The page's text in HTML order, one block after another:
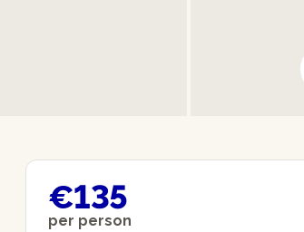
€135
per person